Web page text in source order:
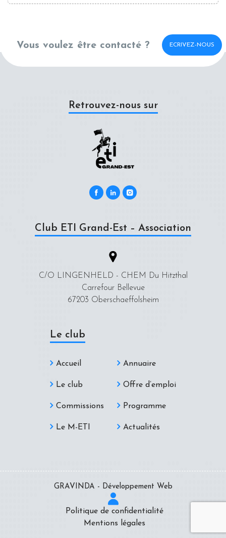
Vous voulez être contacté ? ECRIVEZ-NOUS
Retrouvez-nous sur
Club ETI Grand-Est – Association
C/O LINGENHELD - CHEM Du Hitzthal
Carrefour Bellevue
67203 Oberschaeffolsheim
Le club
Accueil
Le club
Commissions
Le M-ETI
Annuaire
Offre d’emploi
Programme
Actualités
GRAVINDA - Développement Web
Politique de confidentialité
Mentions légales